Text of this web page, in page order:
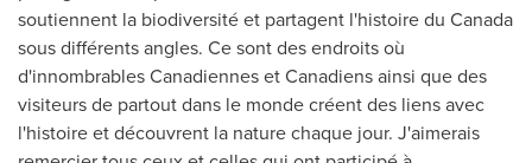
soutiennent la biodiversité et partagent l'histoire du Canada
sous différents angles. Ce sont des endroits où
d'innombrables Canadiennes et Canadiens ainsi que des
visiteurs de partout dans le monde créent des liens avec
l'histoire et découvrent la nature chaque jour. J'aimerais